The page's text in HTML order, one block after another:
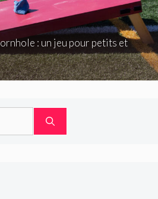
: un jeu pour petits et